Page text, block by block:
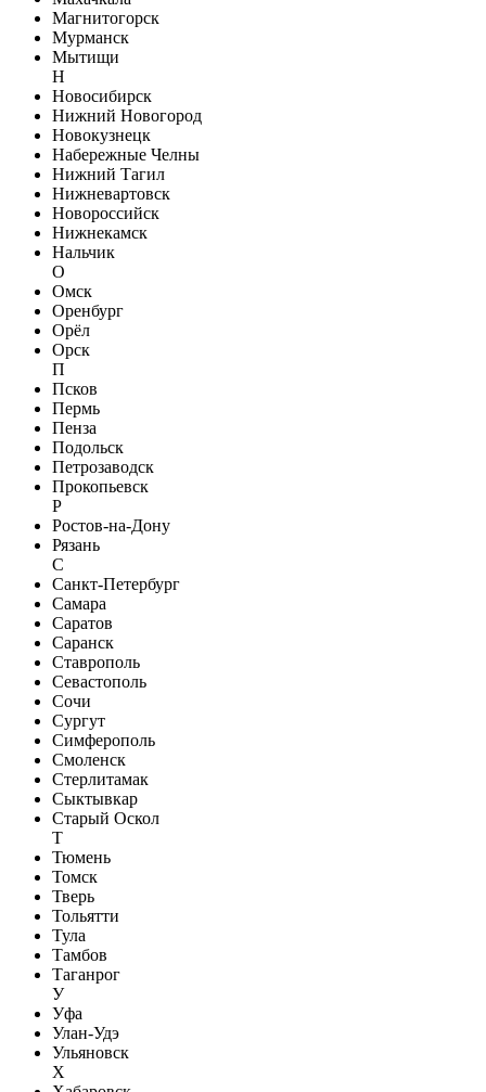
Магнитогорск
Мурманск
Мытищи
Н
Новосибирск
Нижний Новогород
Новокузнецк
Набережные Челны
Нижний Тагил
Нижневартовск
Новороссийск
Нижнекамск
Нальчик
О
Омск
Оренбург
Орёл
Орск
П
Псков
Пермь
Пенза
Подольск
Петрозаводск
Прокопьевск
Р
Ростов-на-Дону
Рязань
С
Санкт-Петербург
Самара
Саратов
Саранск
Ставрополь
Севастополь
Сочи
Сургут
Симферополь
Смоленск
Стерлитамак
Сыктывкар
Старый Оскол
Т
Тюмень
Томск
Тверь
Тольятти
Тула
Тамбов
Таганрог
У
Уфа
Улан-Удэ
Ульяновск
Х